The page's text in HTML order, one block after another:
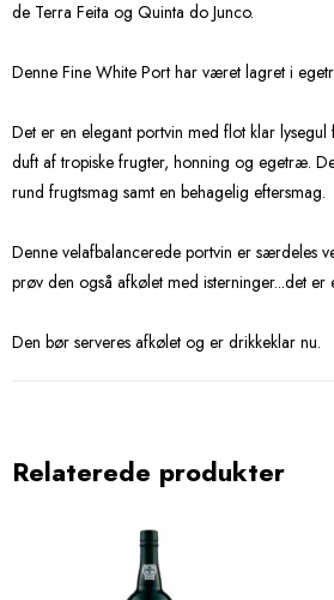
de Terra Feita og Quinta do Junco.
Denne Fine White Port har været lagret i
Det er en elegant portvin med flot klar lysegul
duft af tropiske frugter, honning og egetræ.
rund frugtsmag samt en behagelig eftersmag.
Denne velafbalancerede portvin er særdeles
prøv den også afkølet med isterninger...det er
Den bør serveres afkølet og er drikkeklar nu.
Relaterede produkter